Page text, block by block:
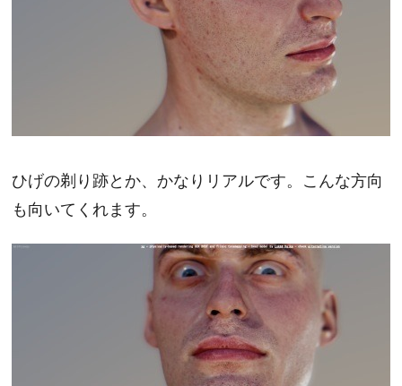
ひげの剃り跡とか、かなりリアルです。こんな方向
も向いてくれます。